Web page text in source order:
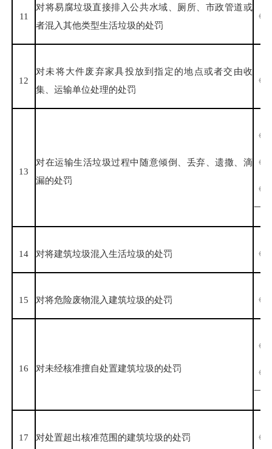
11
对将易腐垃圾直接排入公共水域、厕所、市政管道或
者混入其他类型生活垃圾的处罚
《
12
对未将大件废弃家具投放到指定的地点或者交由收
集、运输单位处理的处罚
《
13
对在运输生活垃圾过程中随意倾倒、丢弃、遗撒、滴
漏的处罚
《
《
《
一
14 对将建筑垃圾混入生活垃圾的处罚 《
15 对将危险废物混入建筑垃圾的处罚 《
16 对未经核准擅自处置建筑垃圾的处罚
《
《
一
17 对处置超出核准范围的建筑垃圾的处罚 《